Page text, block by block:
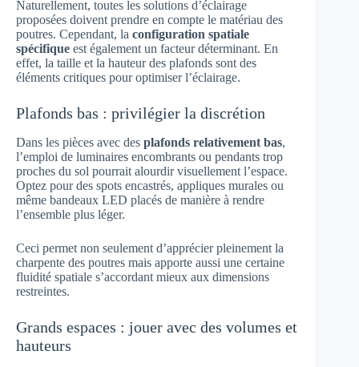
Naturellement, toutes les solutions d’éclairage
proposées doivent prendre en compte le matériau des
poutres. Cependant, la configuration spatiale
spécifique est également un facteur déterminant. En
effet, la taille et la hauteur des plafonds sont des
éléments critiques pour optimiser l’éclairage.
Plafonds bas : privilégier la discrétion
Dans les pièces avec des plafonds relativement bas,
l’emploi de luminaires encombrants ou pendants trop
proches du sol pourrait alourdir visuellement l’espace.
Optez pour des spots encastrés, appliques murales ou
même bandeaux LED placés de manière à rendre
l’ensemble plus léger.
Ceci permet non seulement d’apprécier pleinement la
charpente des poutres mais apporte aussi une certaine
fluidité spatiale s’accordant mieux aux dimensions
restreintes.
Grands espaces : jouer avec des volumes et
hauteurs